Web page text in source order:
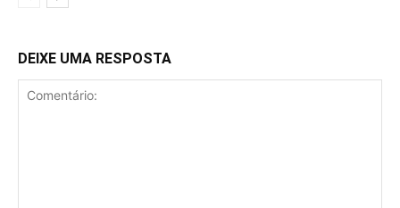
DEIXE UMA RESPOSTA